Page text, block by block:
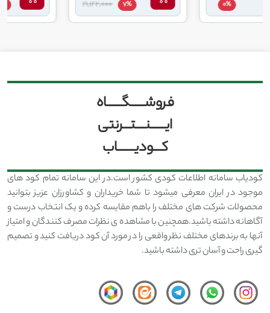
7%
7%
فروشــــــگــــــاه
ایــــــنــــتـــرنتی
کـــودیـــــــاب
کودیاب سامانه اطلاعات کودی کشور است.در این سامانه تمام کود های
موجود در ایران معرفی میشود تا شما خریداران و کشاورزان عزیز بتوانید
محصولات شرکت های مختلف را باهم مقایسه کرده و یک انتخاب درست و
آگاهانه داشته باشید.همچنین با مشاهده ی نظرات مصرف کنندگان و امتیاز
آنها به برندهای مختلف نظر واقعی را در مورد آن کود دریافت کنید و تصمیم
گیری راحت و آسان تری داشته باشید.